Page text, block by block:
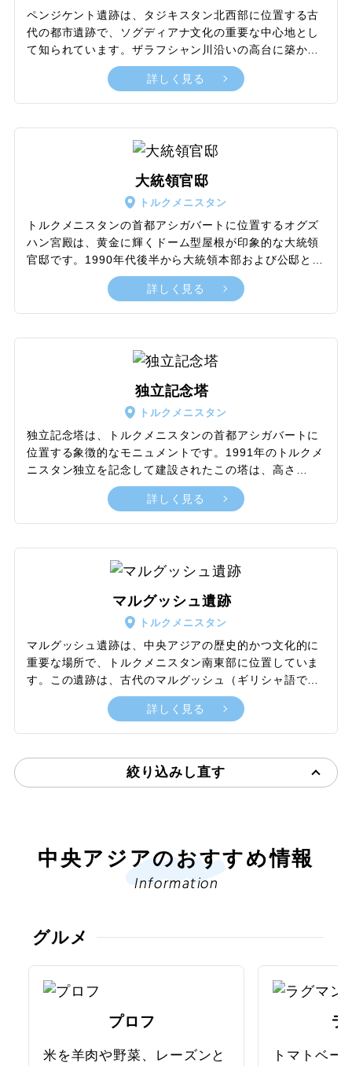
ペンジケント遺跡は、タジキスタン北西部に位置する古
代の都市遺跡で、ソグディアナ文化の重要な中心地とし
て知られています。ザラフシャン川沿いの高台に築か
れ、ソグド人の主要な都市として5世紀から8世紀にかけ
て栄えていました。三つの防御壁に囲まれた大規模な都
市区画が特徴で、都市内は二つの神殿や市場、工房、複
内部には、鮮やかな壁画や木彫りの像が施されており、
とくに壁画は高度な芸術性を持ち、当時の生活や宗教儀
式、戦闘の様子を描いています。これらの壁画の一部は
現在、サンクトペテルブルクのエルミタージュ美術館や
タジキスタン国立古代博物館で展示されています。
詳しく見る
大統領官邸
トルクメニスタン
トルクメニスタンの首都アシガバートに位置するオグズ
ハン宮殿は、黄金に輝くドーム型屋根が印象的な大統領
官邸です。1990年代後半から大統領本部および公邸とし
ての役割を担っており、白い大理石を基調とした壮大な
建築が特徴です。内部への立ち入りは制限されています
が、100マナト紙幣のデザインにも採用されているその
詳しく見る
独立記念塔
トルクメニスタン
独立記念塔は、トルクメニスタンの首都アシガバートに
位置する象徴的なモニュメントです。1991年のトルクメ
ニスタン独立を記念して建設されたこの塔は、高さ
118mを誇ります。伝統的な遊牧民の住居である「ユル
ト」を象徴する半球の上にそびえ立ち、頂上には三日月
と五つの星が配されたデザインは、国内で古くから続く
す。モニュメント周辺には、歴史的なトルクメンの詩人
や指導者の像が並び、国の歴史と文化を称えています。
単なる建築物としてだけでなく、トルクメニスタンのア
イデンティティと独立の象徴ともいえる塔です。
詳しく見る
マルグッシュ遺跡
トルクメニスタン
マルグッシュ遺跡は、中央アジアの歴史的かつ文化的に
重要な場所で、トルクメニスタン南東部に位置していま
す。この遺跡は、古代のマルグッシュ（ギリシャ語で
「マルギアナ」とも呼ばれる）文明の中心地であり、紀
元前2300年ごろから存在していました。この地域は、エ
ジプト、インダス文明、中国、メソポタミアと並ぶ、世
いう都市があり、ここには王宮や神殿が建てられ、その
建築技術は驚くべきものでした。敷地内からは壮大な宮
どが注目されています。現在でも考古学的調査が続けら
れており、その独特な文化と建築の詳細が徐々に明らか
詳しく見る
絞り込みし直す
中央アジアのおすすめ情報
Information
グルメ
プロフ
米を羊肉や野菜、レーズンと
ラ
トマトベー